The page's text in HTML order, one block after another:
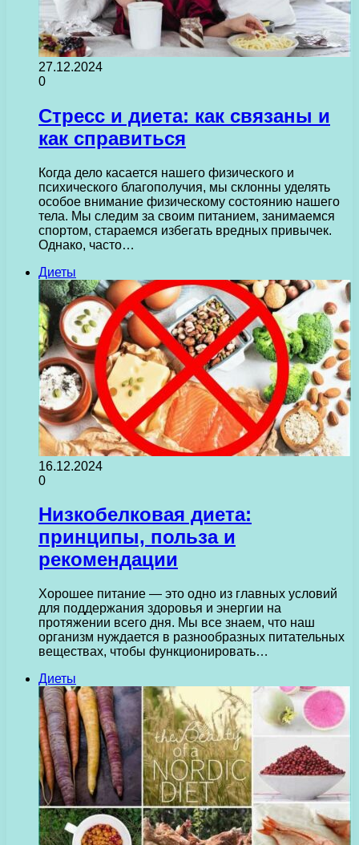
27.12.2024
0
Стресс и диета: как связаны и
как справиться
Когда дело касается нашего физического и
психического благополучия, мы склонны уделять
особое внимание физическому состоянию нашего
тела. Мы следим за своим питанием, занимаемся
спортом, стараемся избегать вредных привычек.
Однако, часто…
Диеты
16.12.2024
0
Низкобелковая диета:
принципы, польза и
рекомендации
Хорошее питание — это одно из главных условий
для поддержания здоровья и энергии на
протяжении всего дня. Мы все знаем, что наш
организм нуждается в разнообразных питательных
веществах, чтобы функционировать…
Диеты